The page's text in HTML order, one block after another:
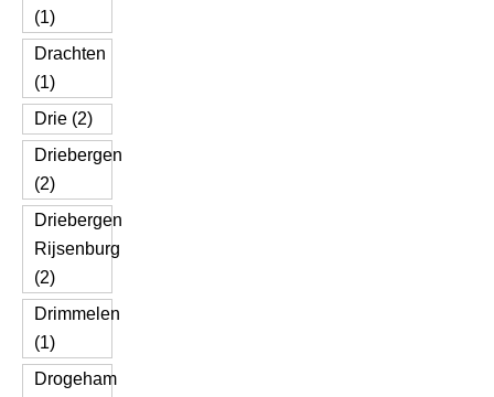
(1)
Drachten
(1)
Drie (2)
Driebergen
(2)
Driebergen
Rijsenburg
(2)
Drimmelen
(1)
Drogeham